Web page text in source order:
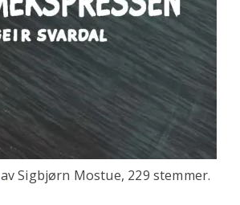
av Sigbjørn Mostue, 229 stemmer.